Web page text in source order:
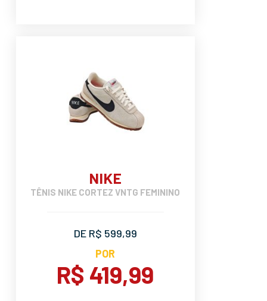
NIKE
TÊNIS NIKE CORTEZ VNTG FEMININO
DE R$ 599,99
POR
R$ 419,99